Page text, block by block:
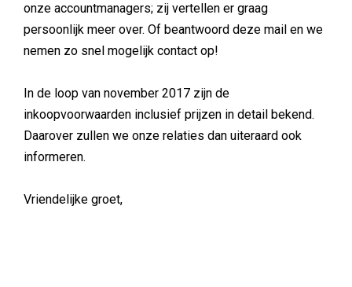
onze accountmanagers; zij vertellen er graag
persoonlijk meer over. Of beantwoord deze mail en we
nemen zo snel mogelijk contact op!
In de loop van november 2017 zijn de
inkoopvoorwaarden inclusief prijzen in detail bekend.
Daarover zullen we onze relaties dan uiteraard ook
informeren.
Vriendelijke groet,